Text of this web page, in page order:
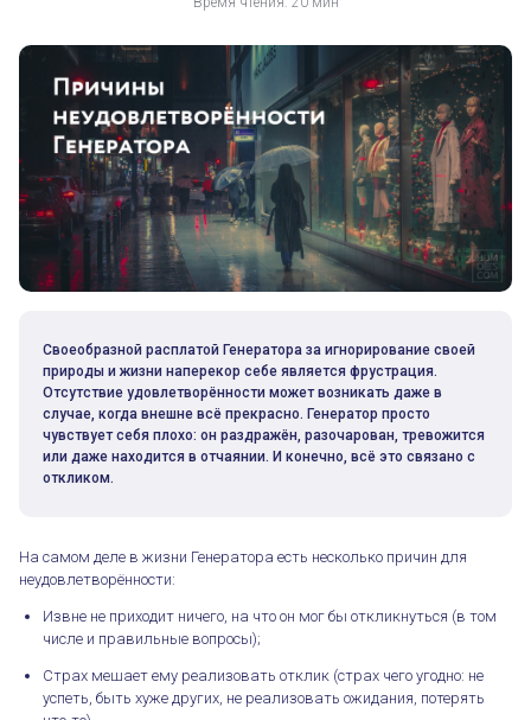
Своеобразной расплатой Генератора за игнорирование своей
природы и жизни наперекор себе является фрустрация.
Отсутствие удовлетворённости может возникать даже в
случае, когда внешне всё прекрасно. Генератор просто
чувствует себя плохо: он раздражён, разочарован, тревожится
или даже находится в отчаянии. И конечно, всё это связано с
откликом.
На самом деле в жизни Генератора есть несколько причин для
неудовлетворённости:
Извне не приходит ничего, на что он мог бы откликнуться (в том
числе и правильные вопросы);
Страх мешает ему реализовать отклик (страх чего угодно: не
успеть, быть хуже других, не реализовать ожидания, потерять